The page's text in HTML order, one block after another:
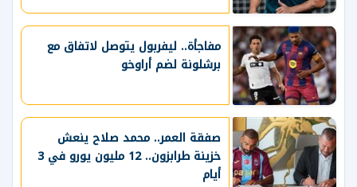
مفاجأة.. ليفربول يتوصل لاتفاق مع
برشلونة لضم أراوخو
صفقة العمر.. محمد صلاح ينعش
خزينة طرابزون.. 12 مليون يورو في 3
أيام